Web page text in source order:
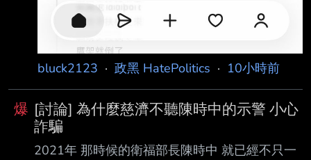
bluck2123 · 政黑 HatePolitics · 10小時前
爆 [討論] 為什麼慈濟不聽陳時中的示警 小心
詐騙
2021年 那時候的衛福部長陳時中 就已經不只一